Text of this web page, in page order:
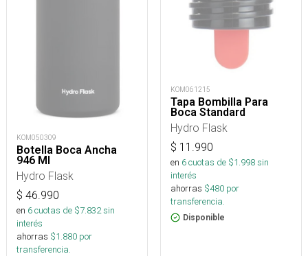
KOM050309
Botella Boca Ancha
946 Ml
Hydro Flask
$ 46.990
en 6cuotas de $7.832sin
interés
ahorras $1.880 por
transferencia.
KOM061215
Tapa Bombilla Para
Boca Standard
Hydro Flask
$ 11.990
en 6cuotas de $1.998sin
interés
ahorras $480 por
transferencia.
Disponible